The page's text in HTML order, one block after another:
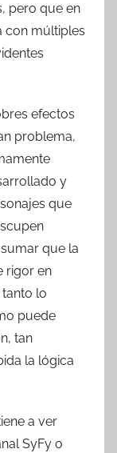
pero que en
con múltiples
efectos
problema,
y
que
que la
rigor en
lo
puede
tan
la lógica
a ver
SyFy o